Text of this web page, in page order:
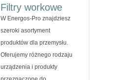
Filtry workowe
W Energos-Pro znajdziesz
szeroki asortyment
produktów dla przemysłu.
Oferujemy różnego rodzaju
urządzenia i produkty